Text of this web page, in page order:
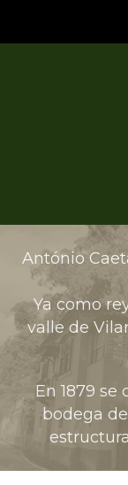
António
Ya como
valle de
En 1879
bodega